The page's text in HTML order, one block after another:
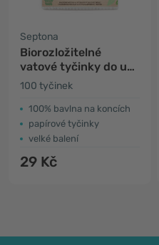
Septona
Biorozložitelné
vatové tyčinky do uší
– v sáčku
100 tyčinek
100% bavlna na koncích
papírové tyčinky
velké balení
29 Kč